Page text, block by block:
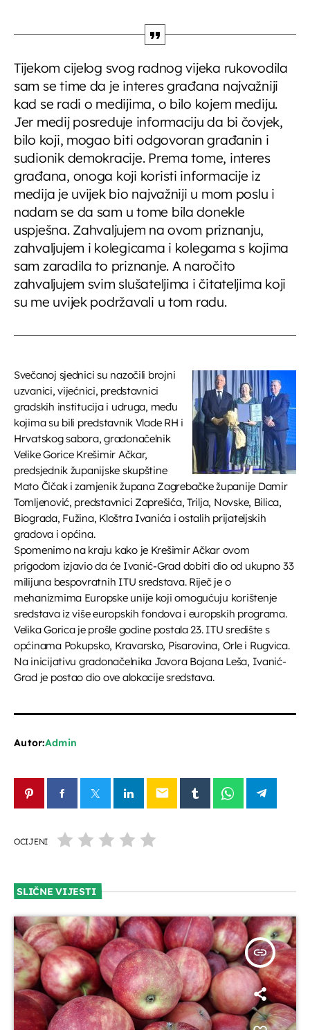
Tijekom cijelog svog radnog vijeka rukovodila
sam se time da je interes građana najvažniji
kad se radi o medijima, o bilo kojem mediju.
Jer medij posreduje informaciju da bi čovjek,
bilo koji, mogao biti odgovoran građanin i
sudionik demokracije. Prema tome, interes
građana, onoga koji koristi informacije iz
medija je uvijek bio najvažniji u mom poslu i
nadam se da sam u tome bila donekle
uspješna. Zahvaljujem na ovom priznanju,
zahvaljujem i kolegicama i kolegama s kojima
sam zaradila to priznanje. A naročito
zahvaljujem svim slušateljima i čitateljima koji
su me uvijek podržavali u tom radu.
Svečanoj sjednici su nazočili brojni
uzvanici, vijećnici, predstavnici
gradskih institucija i udruga, među
kojima su bili predstavnik Vlade RH i
Hrvatskog sabora, gradonačelnik
Velike Gorice Krešimir Ačkar,
predsjednik županijske skupštine
Mato Čičak i zamjenik župana Zagrebačke županije Damir
Tomljenović, predstavnici Zaprešića, Trilja, Novske, Bilica,
Biograda, Fužina, Kloštra Ivanića i ostalih prijateljskih
gradova i općina.
Spomenimo na kraju kako je Krešimir Ačkar ovom
prigodom izjavio da će Ivanić-Grad dobiti dio od ukupno 33
milijuna bespovratnih ITU sredstava. Riječ je o
mehanizmima Europske unije koji omogućuju korištenje
sredstava iz više europskih fondova i europskih programa.
Velika Gorica je prošle godine postala 23. ITU središte s
općinama Pokupsko, Kravarsko, Pisarovina, Orle i Rugvica.
Na inicijativu gradonačelnika Javora Bojana Leša, Ivanić-
Grad je postao dio ove alokacije sredstava.
Autor:Admin
email
OCIJENI
SLIČNE VIJESTI
insert_link